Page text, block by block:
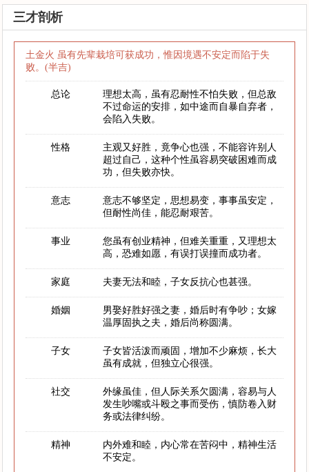
三才剖析
土金火 虽有先辈栽培可获成功，惟因境遇不安定而陷于失
败。(半吉)
总论
理想太高，虽有忍耐性不怕失败，但总敌
不过命运的安排，如中途而自暴自弃者，
会陷入失败。
性格
主观又好胜，竟争心也强，不能容许别人
超过自己，这种个性虽容易突破困难而成
功，但失败亦快。
意志
意志不够坚定，思想易变，事事虽安定，
但耐性尚佳，能忍耐艰苦。
事业
您虽有创业精神，但难关重重，又理想太
高，恐难如愿，有误打误撞而成功者。
家庭 夫妻无法和睦，子女反抗心也甚强。
婚姻
男娶好胜好强之妻，婚后时有争吵；女嫁
温厚固执之夫，婚后尚称圆满。
子女
子女皆活泼而顽固，增加不少麻烦，长大
虽有成就，但独立心很强。
社交
外缘虽佳，但人际关系欠圆满，容易与人
发生吵嘴或斗殴之事而受伤，慎防卷入财
务或法律纠纷。
精神
内外难和睦，内心常在苦闷中，精神生活
不安定。